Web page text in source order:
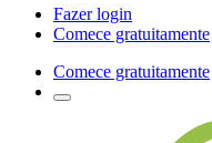
Fazer login
Comece gratuitamente
Comece gratuitamente